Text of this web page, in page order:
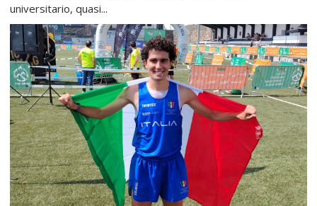
universitario, quasi...